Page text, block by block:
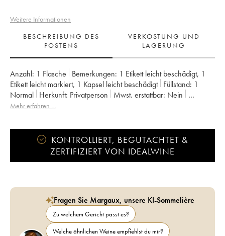
Weitere Informationen
BESCHREIBUNG DES
POSTENS
VERKOSTUNG UND
LAGERUNG
Anzahl: 1 Flasche Bemerkungen: 1 Etikett leicht beschädigt, 1
Etikett leicht markiert, 1 Kapsel leicht beschädigt Füllstand: 1
Normal
Herkunft: privatperson Mwst. erstattbar:
nein
Region: Roussillon
Mehr erfahren …
KONTROLLIERT, BEGUTACHTET &
ZERTIFIZIERT VON IDEALWINE
Fragen Sie Margaux, unsere KI-Sommelière
Zu welchem Gericht passt es?
Welche ähnlichen Weine empfiehlst du mir?